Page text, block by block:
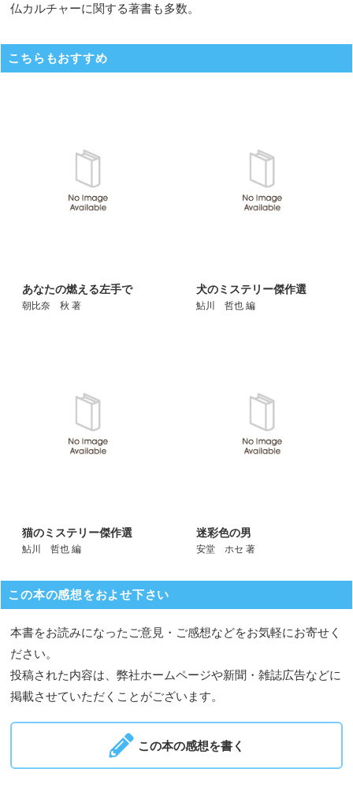
仏カルチャーに関する著書も多数。
こちらもおすすめ
あなたの燃える左手で
朝比奈 秋 著
犬のミステリー傑作選
鮎川 哲也 編
猫のミステリー傑作選
鮎川 哲也 編
迷彩色の男
安堂 ホセ 著
この本の感想をおよせ下さい
本書をお読みになったご意見・ご感想などをお気軽にお寄せく
ださい。
投稿された内容は、弊社ホームページや新聞・雑誌広告などに
掲載させていただくことがございます。
この本の感想を書く